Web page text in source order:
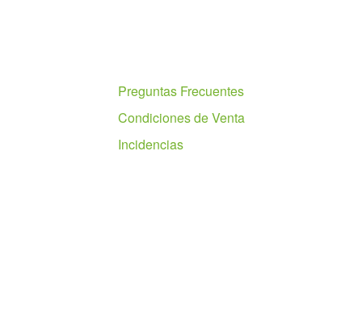
Preguntas Frecuentes
Condiciones de Venta
Incidencias